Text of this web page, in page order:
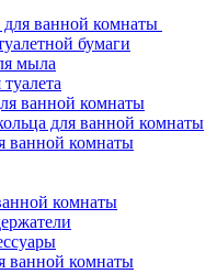
для ванной комнаты
бумаги
мыла
ванной комнаты
для ванной комнаты
ванной комнаты
комнаты
ванной комнаты